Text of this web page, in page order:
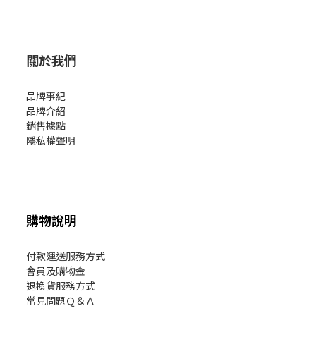
關於我們
品牌事紀
品牌介紹
銷售據點
隱私權聲明
購物說明
付款運送服務方式
會員及購物金
退換貨服務方式
常見問題Ｑ＆Ａ